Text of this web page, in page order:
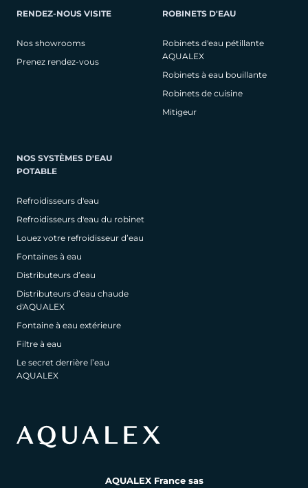
RENDEZ-NOUS VISITE
Nos showrooms
Prenez rendez-vous
ROBINETS D'EAU
Robinets d'eau pétillante
AQUALEX
Robinets à eau bouillante
Robinets de cuisine
Mitigeur
NOS SYSTÈMES D'EAU
POTABLE
Refroidisseurs d'eau
Refroidisseurs d'eau du robinet
Louez votre refroidisseur d’eau
Fontaines à eau
Distributeurs d’eau
Distributeurs d’eau chaude
d'AQUALEX
Fontaine à eau extérieure
Filtre à eau
Le secret derrière l’eau
AQUALEX
AQUALEX France sas